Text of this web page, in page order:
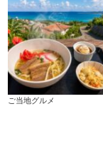
ご当地グルメ